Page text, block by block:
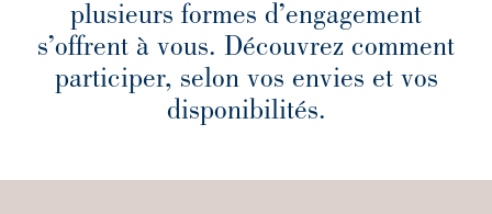
plusieurs formes d’engagement
s’offrent à vous. Découvrez comment
participer, selon vos envies et vos
disponibilités.